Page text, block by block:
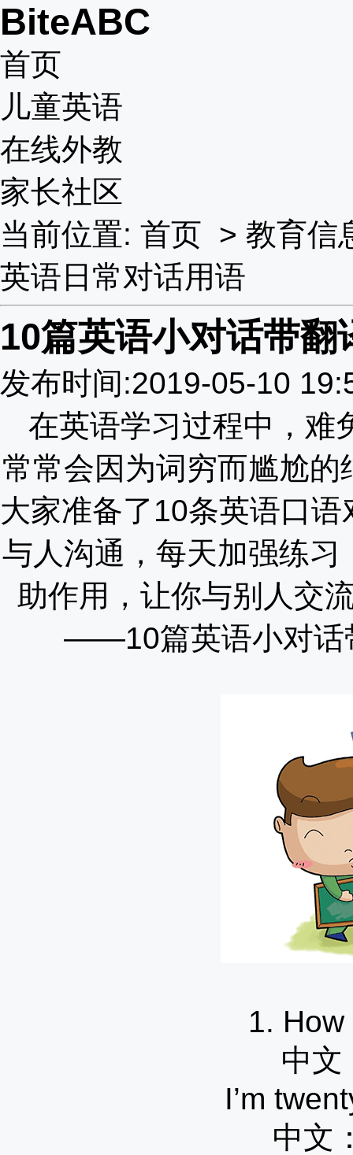
BiteABC
首页
儿童英语
在线外教
家长社区
当前位置: 首页 > 教育信
英语日常对话用语
10篇英语小对话带
发布时间:2019-05-10
在英语学习过程中，难
常常会因为词穷而尴尬
大家准备了 10条英语口
与人沟通，每天加强练
助作用，让你与别人交
——10篇英语小对话
1.
中文
I’m
中文